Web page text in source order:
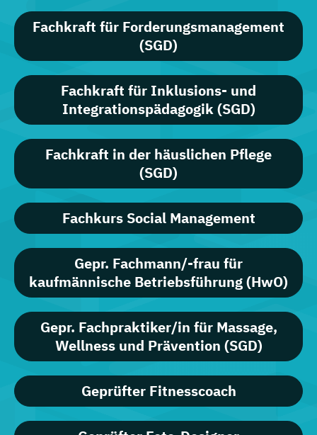
Fachkraft für Forderungsmanagement
(SGD)
Fachkraft für Inklusions- und
Integrationspädagogik (SGD)
Fachkraft in der häuslichen Pflege
(SGD)
Fachkurs Social Management
Gepr. Fachmann/-frau für
kaufmännische Betriebsführung (HwO)
Gepr. Fachpraktiker/in für Massage,
Wellness und Prävention (SGD)
Geprüfter Fitnesscoach